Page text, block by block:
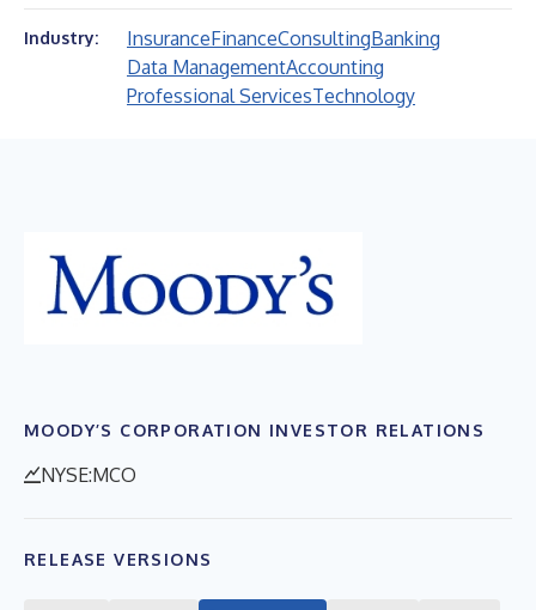
Industry: InsuranceFinanceConsultingBanking
Data ManagementAccounting
Professional ServicesTechnology
MOODY’S CORPORATION INVESTOR RELATIONS
NYSE:MCO
RELEASE VERSIONS